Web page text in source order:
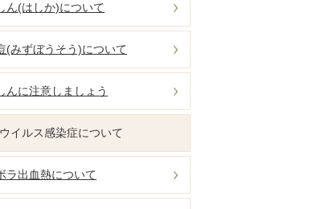
ん(はしか)について
(みずぼうそう)について
んに注意しましょう
イルス感染症について
ラ出血熱について